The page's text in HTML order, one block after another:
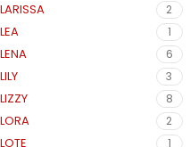
LARISSA 2
LEA 1
LENA 6
LILY 3
LIZZY 8
LORA 2
LOTE 1